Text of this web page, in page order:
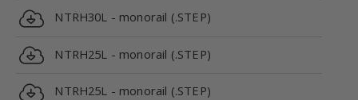
NTRH30L - monorail (.STEP)
NTRH25L - monorail (.STEP)
NTRH25L - monorail (.STEP)